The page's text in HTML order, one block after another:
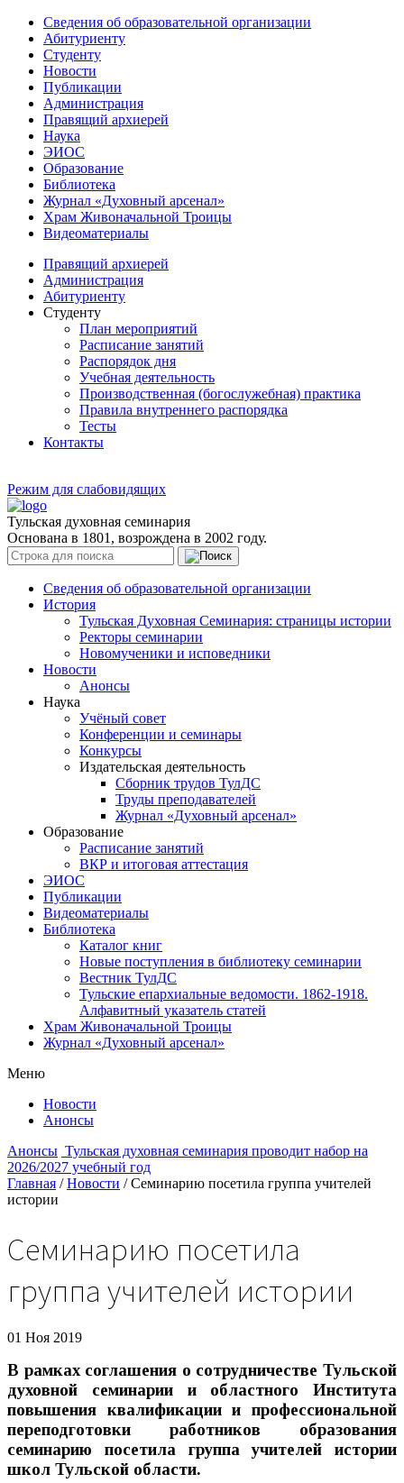
Сведения об образовательной организации
Абитуриенту
Студенту
Новости
Публикации
Администрация
Правящий архиерей
Наука
ЭИОС
Образование
Библиотека
Журнал «Духовный арсенал»
Храм Живоначальной Троицы
Видеоматериалы
Правящий архиерей
Администрация
Абитуриенту
Студенту
План мероприятий
Расписание занятий
Распорядок дня
Учебная деятельность
Производственная (богослужебная) практика
Правила внутреннего распорядка
Тесты
Контакты
Режим для слабовидящих
Тульская духовная семинария
Основана в 1801, возрождена в 2002 году.
Сведения об образовательной организации
История
Тульская Духовная Семинария: страницы истории
Ректоры семинарии
Новомученики и исповедники
Новости
Анонсы
Наука
Учёный совет
Конференции и семинары
Конкурсы
Издательская деятельность
Сборник трудов ТулДС
Труды преподавателей
Журнал «Духовный арсенал»
Образование
Расписание занятий
ВКР и итоговая аттестация
ЭИОС
Публикации
Видеоматериалы
Библиотека
Каталог книг
Новые поступления в библиотеку семинарии
Вестник ТулДС
Тульские епархиальные ведомости. 1862-1918.
Алфавитный указатель статей
Храм Живоначальной Троицы
Журнал «Духовный арсенал»
Меню
Новости
Анонсы
Анонсы Тульская духовная семинария проводит набор на
2026/2027 учебный год
Главная / Новости / Семинарию посетила группа учителей
истории
Семинарию посетила
группа учителей истории
01 Ноя 2019
В рамках соглашения о сотрудничестве Тульской
духовной семинарии и областного Института
повышения квалификации и профессиональной
переподготовки работников образования
семинарию посетила группа учителей истории
школ Тульской области.